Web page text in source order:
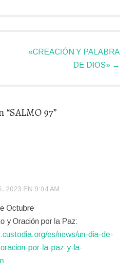
«CREACIÓN Y PALABRA
DE DIOS» →
“SALMO 97”
2023 EN 9:04 AM
Octubre
y Oración por la Paz:
es/news/un-dia-de-
por-la-paz-y-la-